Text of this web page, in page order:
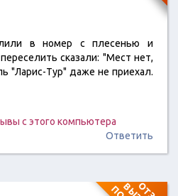
в номер с плесенью и
сказали: "Мест нет,
"Ларис-Тур" даже не приехал.
с этого компьютера
Ответить